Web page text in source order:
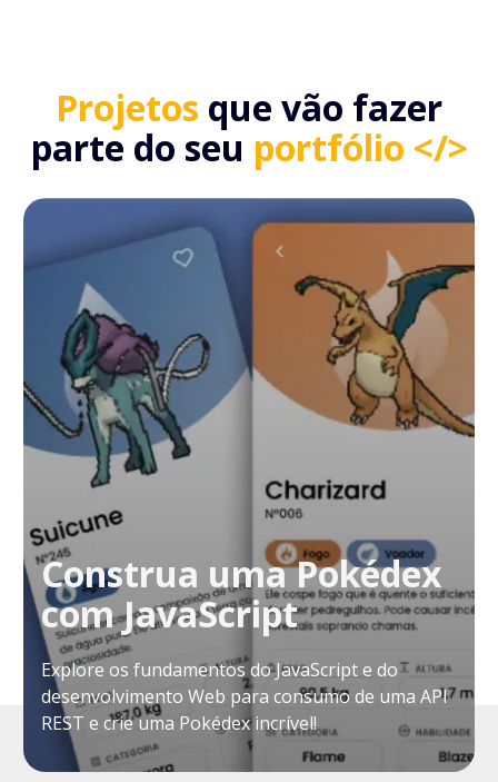
Projetos que vão fazer
parte do seu portfólio </>
Construa uma Pokédex
com JavaScript
Explore os fundamentos do JavaScript e do
desenvolvimento Web para consumo de uma API
REST e crie uma Pokédex incrível!